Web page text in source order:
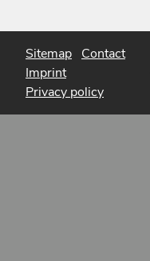
Sitemap Contact
Imprint
Privacy policy